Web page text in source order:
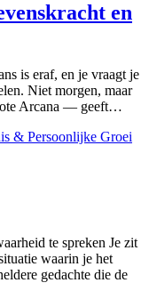
en
is eraf, en je vraagt je
Niet morgen, maar
Arcana — geeft…
& Persoonlijke Groei
te spreken Je zit
waarin je het
gedachte die de